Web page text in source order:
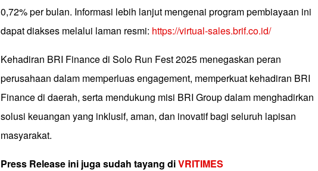
0,72% per bulan. Informasi lebih lanjut mengenai program pembiayaan ini
dapat diakses melalui laman resmi: https://virtual-sales.brif.co.id/
Kehadiran BRI Finance di Solo Run Fest 2025 menegaskan peran
perusahaan dalam memperluas engagement, memperkuat kehadiran BRI
Finance di daerah, serta mendukung misi BRI Group dalam menghadirkan
solusi keuangan yang inklusif, aman, dan inovatif bagi seluruh lapisan
masyarakat.
Press Release ini juga sudah tayang diVRITIMES